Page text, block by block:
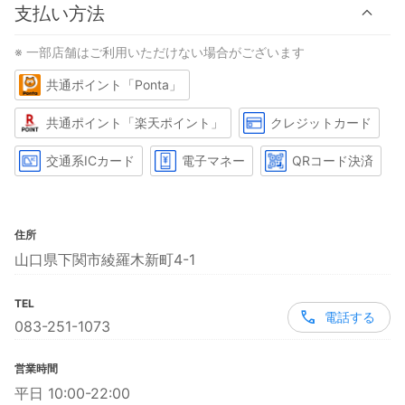
支払い方法
※ 一部店舗はご利用いただけない場合がございます
共通ポイント「Ponta」
共通ポイント「楽天ポイント」 クレジットカード
交通系ICカード 電子マネー QRコード決済
住所
山口県下関市綾羅木新町4-1
TEL
083-251-1073
電話する
営業時間
平日 10:00-22:00